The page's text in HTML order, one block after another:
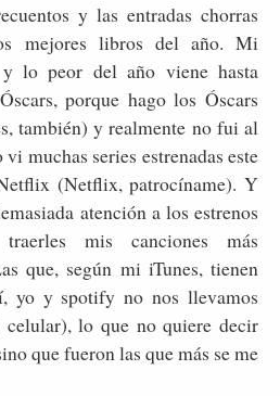
y las entradas chorras
mejores libros del año. Mi
lo peor del año viene hasta
porque hago los Óscars
también) y realmente no fui al
muchas series estrenadas este
(Netflix, patrocíname). Y
atención a los estrenos
mis canciones más
que, según mi iTunes, tienen
yo y spotify no nos llevamos
celular), lo que no quiere decir
que fueron las que más se me